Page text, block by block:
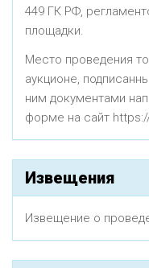
449 ГК РФ,
площадки.
Место проведения
аукционе,
ним документами
форме на сайт
Извещения
Извещение о